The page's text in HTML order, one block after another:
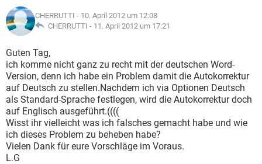
WHATSAPP
FACEBOOK HARDWARE
WINDOWS 10 INSTAGRAM
WHATSAPP
FACEBOOK
SPIELE
ANDROID IOS
WHATSAPP TIKTOK
FACEBOOK HARDWARE
LEXIKON
SPIELE
ANDROID
WINDOWS 10 INSTAGRAM
WHATSAPP TIKTOK
FACEBOOK
CHERRUTTI - 10. April 2012 um 12:08
CHERRUTTI - 11. April 2012 um 17:21
Guten Tag,
ich komme nicht ganz zu recht mit der deutschen Word-
Version, denn ich habe ein Problem damit die Autokorrektur
auf Deutsch zu stellen.Nachdem ich via Optionen Deutsch
als Standard-Sprache festlegen, wird die Autokorrektur doch
auf Englisch ausgeführt.((((
Wisst ihr vielleicht was ich falsches gemacht habe und wie
ich dieses Problem zu beheben habe?
Vielen Dank für eure Vorschläge im Voraus.
L.G